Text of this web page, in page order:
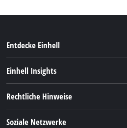
Entdecke Einhell
Akkusystem
Einhell Insights
Rechtliche Hinweise
Soziale Netzwerke